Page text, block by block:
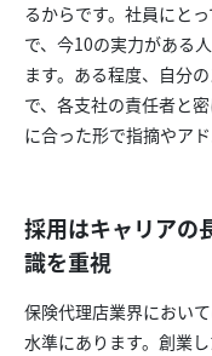
るからです。社員にと
で、今10の実力がある
ます。ある程度、自分
で、各支社の責任者と
に合った形で指摘やア
採用はキャリアの
識を重視
保険代理店業界におい
水準にあります。創業